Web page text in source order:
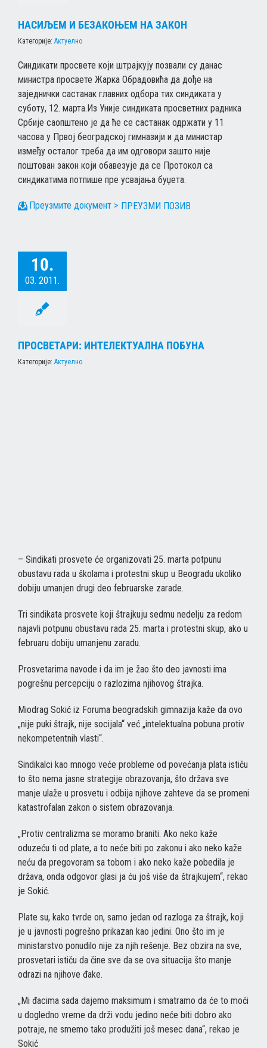
НАСИЉЕМ И БЕЗАКОЊЕМ НА ЗАКОН
Категорије: Актуелно
Синдикати просвете који штрајкују позвали су данас
министра просвете Жарка Обрадовића да дође на
заједнички састанак главних одбора тих синдиката у
суботу, 12. марта.Из Уније синдиката просветних радника
Србије саопштено је да ће се састанак одржати у 11
часова у Првој београдској гимназији и да министар
између осталог треба да им одговори зашто није
поштован закон који обавезује да се Протокол са
синдикатима потпише пре усвајања буџета.
ПРЕУЗМИ ПОЗИВ
10.
03. 2011.
ПРОСВЕТАРИ: ИНТЕЛЕКТУАЛНА ПОБУНА
Категорије: Актуелно
– Sindikati prosvete će organizovati 25. marta potpunu
obustavu rada u školama i protestni skup u Beogradu ukoliko
dobiju umanjen drugi deo februarske zarade.
Tri sindikata prosvete koji štrajkuju sedmu nedelju za redom
najavli potpunu obustavu rada 25. marta i protestni skup, ako u
februaru dobiju umanjenu zaradu.
Prosvetarima navode i da im je žao što deo javnosti ima
pogrešnu percepciju o razlozima njihovog štrajka.
Miodrag Sokić iz Foruma beogradskih gimnazija kaže da ovo
„nije puki štrajk, nije socijala“ već „intelektualna pobuna protiv
nekompetentnih vlasti“.
Sindikalci kao mnogo veće probleme od povećanja plata ističu
to što nema jasne strategije obrazovanja, što država sve
manje ulaže u prosvetu i odbija njihove zahteve da se promeni
katastrofalan zakon o sistem obrazovanja.
„Protiv centralizma se moramo braniti. Ako neko kaže
oduzeću ti od plate, a to neće biti po zakonu i ako neko kaže
neću da pregovoram sa tobom i ako neko kaže pobedila je
država, onda odgovor glasi ja ću još više da štrajkujem“, rekao
je Sokić.
Plate su, kako tvrde on, samo jedan od razloga za štrajk, koji
je u javnosti pogrešno prikazan kao jedini. Ono što im je
ministarstvo ponudilo nije za njih rešenje. Bez obzira na sve,
prosvetari ističu da čine sve da se ova situacija što manje
odrazi na njihove đake.
„Mi đacima sada dajemo maksimum i smatramo da će to moći
u dogledno vreme da drži vodu jedino neće biti dobro ako
potraje, ne smemo tako produžiti još mesec dana“, rekao je
Sokić